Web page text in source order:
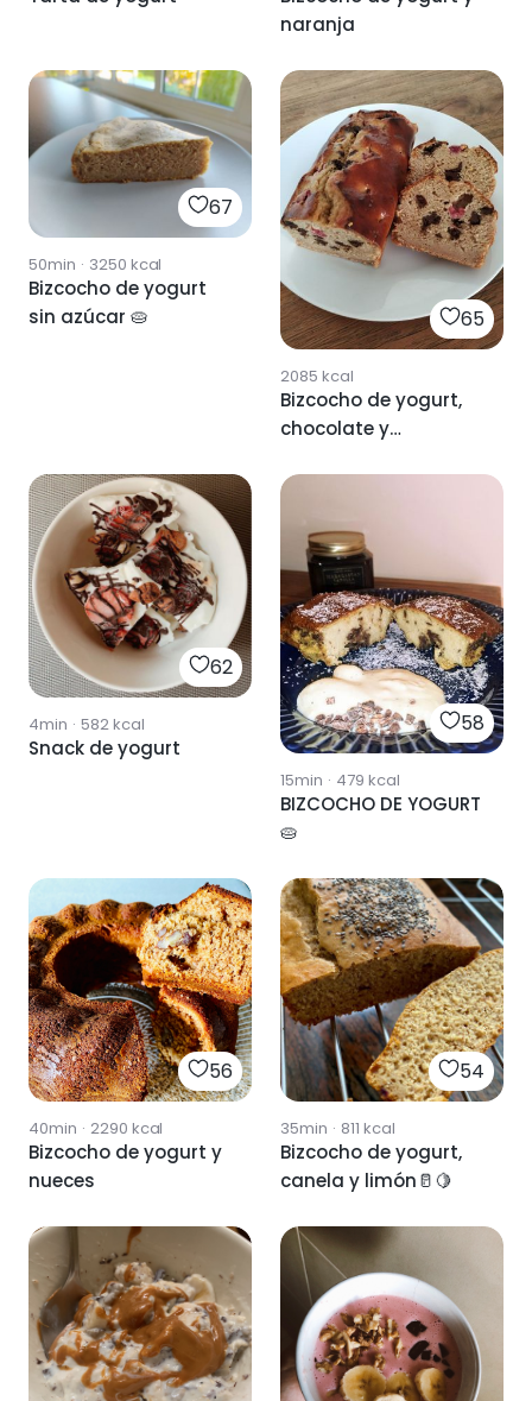
naranja
67
50min · 3250 kcal
Bizcocho de yogurt
sin azúcar 🥧
65
2085 kcal
Bizcocho de yogurt,
chocolate y
62
4min · 582kcal
Snack de yogurt
58
15min · 479 kcal
BIZCOCHO DE YOGURT
🥧
56
40min · 2290 kcal
Bizcocho de yogurt y
nueces
54
35min · 811 kcal
Bizcocho de yogurt,
canela y limón🥛🍋